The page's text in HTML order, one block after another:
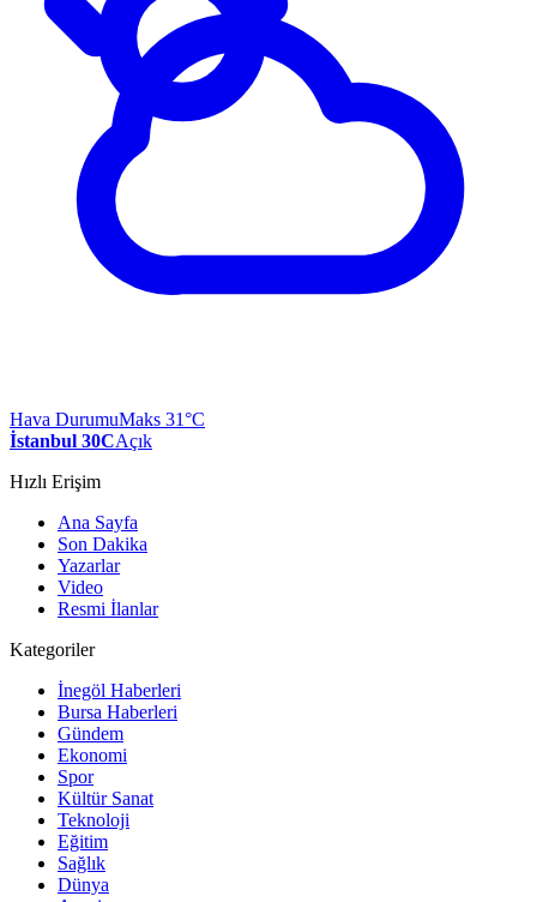
Hava DurumuMaks 31°C
İstanbul 30CAçık
Hızlı Erişim
Ana Sayfa
Son Dakika
Yazarlar
Video
Resmi İlanlar
Kategoriler
İnegöl Haberleri
Bursa Haberleri
Gündem
Ekonomi
Spor
Kültür Sanat
Teknoloji
Eğitim
Sağlık
Dünya